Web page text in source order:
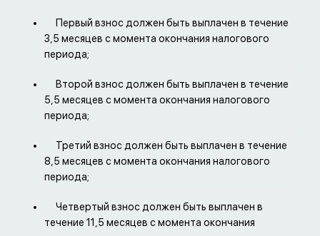
Первый взнос должен быть выплачен в течение
3,5 месяцев с момента окончания налогового
периода;
Второй взнос должен быть выплачен в течение
5,5 месяцев с момента окончания налогового
периода;
Третий взнос должен быть выплачен в течение
8,5 месяцев с момента окончания налогового
периода;
Четвертый взнос должен быть выплачен в
течение 11,5 месяцев с момента окончания